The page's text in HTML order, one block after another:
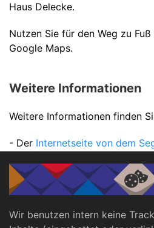
Haus Delecke.
Nutzen Sie für den Weg zu
Google Maps.
Weitere Informationen
Weitere Informationen finden
- Der Internetseite von dem
- DerInternetseite von dem
(klicken Sie auf die blaue
Wir benutzen intern keine